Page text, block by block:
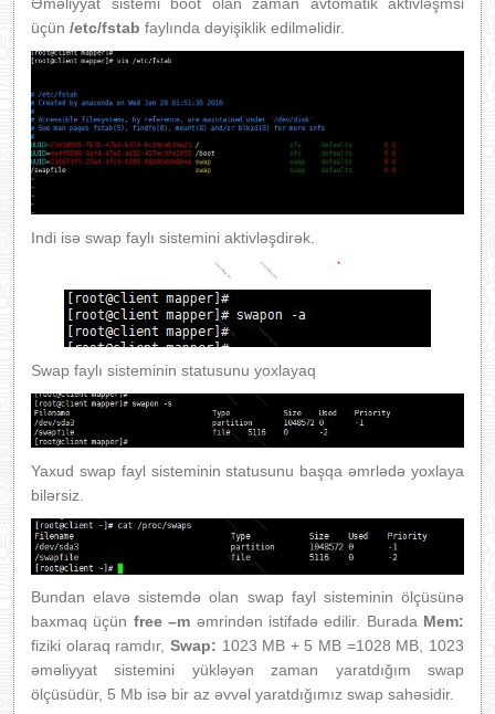
üçün /etc/fstab faylında dəyişiklik edilməlidir.
Indi isə swap faylı sistemini aktivləşdirək.
Swap faylı sisteminin statusunu yoxlayaq
Yaxud swap fayl sisteminin statusunu başqa əmrlədə yoxlaya
bilərsiz.
Bundan elavə sistemdə olan swap fayl sisteminin ölçüsünə
baxmaq üçün free –m əmrindən istifadə edilir. Burada Mem:
fiziki olaraq ramdır, Swap: 1023 MB + 5 MB =1028 MB, 1023
əməliyyat sistemini yükləyən zaman yaratdığım swap
ölçüsüdür, 5 Mb isə bir az əvvəl yaratdığımız swap sahəsidir.